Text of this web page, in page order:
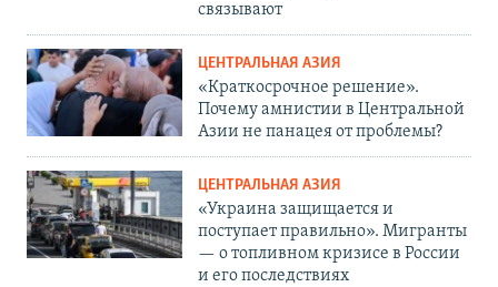
Auto 240p 360p 480p
720p 1080p
связывают
ЦЕНТРАЛЬНАЯ АЗИЯ
«Краткосрочное решение».
Почему амнистии в Центральной
Азии не панацея от проблемы?
ЦЕНТРАЛЬНАЯ АЗИЯ
«Украина защищается и
поступает правильно». Мигранты
— о топливном кризисе в России
и его последствиях